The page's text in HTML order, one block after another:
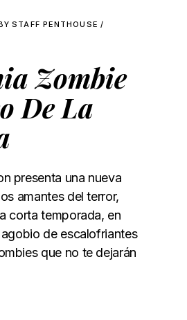
STAFF PENTHOUSE
Zombie
De La
presenta una nueva
amantes del terror,
corta temporada, en
de escalofriantes
que no te dejarán